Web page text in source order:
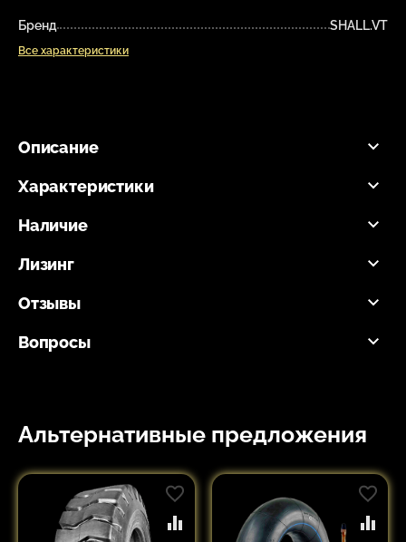
Бренд SHALL.VT
Все характеристики
Описание
Характеристики
Наличие
Лизинг
Отзывы
Вопросы
Альтернативные предложения